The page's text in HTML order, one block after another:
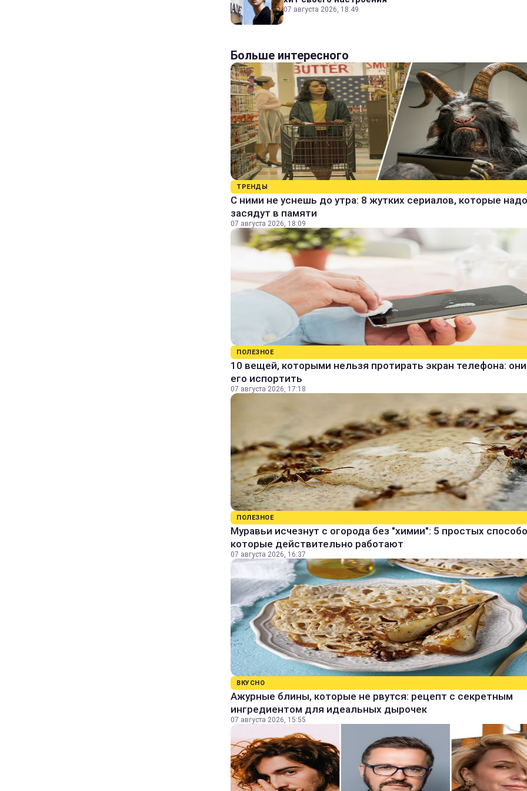
07 августа 2026, 18:49
Больше интересного
ТРЕНДЫ
С ними не уснешь до утра: 8 жутких сериалов, которые
засядут в памяти
07 августа 2026, 18:09
ПОЛЕЗНОЕ
10 вещей, которыми нельзя протирать экран телефона:
его испортить
07 августа 2026, 17:18
ПОЛЕЗНОЕ
Муравьи исчезнут с огорода без "химии": 5 простых
которые действительно работают
07 августа 2026, 16:37
ВКУСНО
Ажурные блины, которые не рвутся: рецепт с секретным
ингредиентом для идеальных дырочек
07 августа 2026, 15:55